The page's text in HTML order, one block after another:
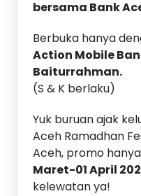
bersama Bank
Berbuka hanya
Action Mobile
Baiturrahman.
(S & K berlaku)
Yuk buruan ajak
Aceh Ramadhan
Aceh, promo
Maret-01 April
kelewatan ya!